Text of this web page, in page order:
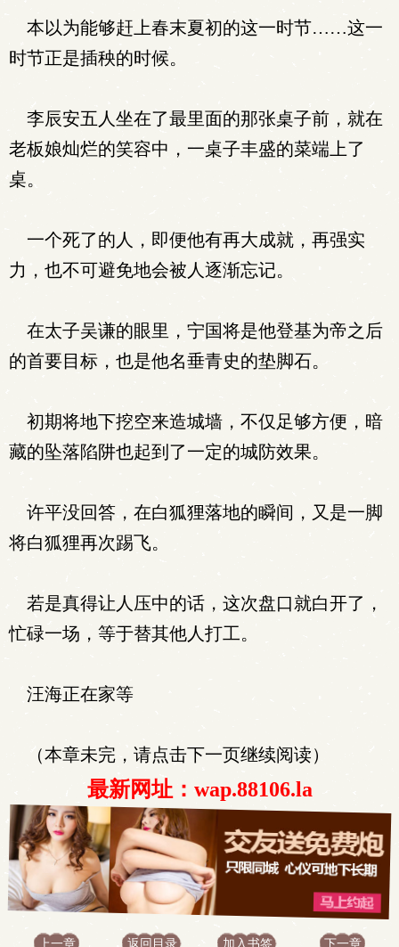
本以为能够赶上春末夏初的这一时节……这一
时节正是插秧的时候。
李辰安五人坐在了最里面的那张桌子前，就在
老板娘灿烂的笑容中，一桌子丰盛的菜端上了
桌。
一个死了的人，即便他有再大成就，再强实
力，也不可避免地会被人逐渐忘记。
在太子吴谦的眼里，宁国将是他登基为帝之后
的首要目标，也是他名垂青史的垫脚石。
初期将地下挖空来造城墙，不仅足够方便，暗
藏的坠落陷阱也起到了一定的城防效果。
许平没回答，在白狐狸落地的瞬间，又是一脚
将白狐狸再次踢飞。
若是真得让人压中的话，这次盘口就白开了，
忙碌一场，等于替其他人打工。
汪海正在家等
（本章未完，请点击下一页继续阅读）
最新网址：wap.88106.la
上一章 返回目录 加入书签 下一章